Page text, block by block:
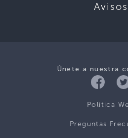
Avisos
Únete a nuestra
Politica
Preguntas